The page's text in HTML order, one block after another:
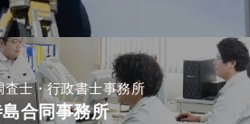
査士・行政書士事務所
合同事務所